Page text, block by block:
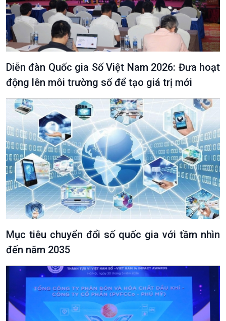
10 phút Sự kiện - Luận bàn
Câu chuyện thời sự
Dòng chảy sự kiện
Đối thoại
Diễn đàn chủ nhật
Diễn đàn Quốc gia Số Việt Nam 2026: Đưa hoạt
động lên môi trường số để tạo giá trị mới
Mục tiêu chuyển đổi số quốc gia với tầm nhìn
đến năm 2035